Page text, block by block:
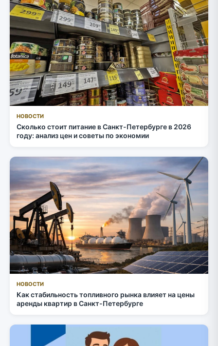
НОВОСТИ
Сколько стоит питание в Санкт-Петербурге в 2026
году: анализ цен и советы по экономии
НОВОСТИ
Как стабильность топливного рынка влияет на цены
аренды квартир в Санкт-Петербурге